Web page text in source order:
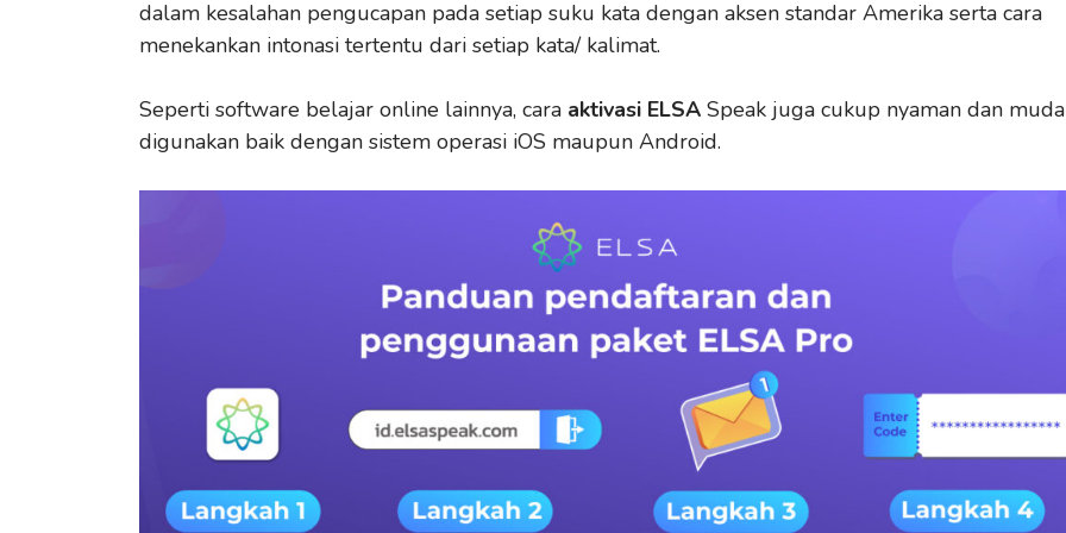
dalam kesalahan pengucapan pada setiap suku kata dengan aksen standar Amerika serta cara
menekankan intonasi tertentu dari setiap kata/ kalimat.
Seperti software belajar online lainnya, cara aktivasi ELSA Speak juga cukup nyaman dan
digunakan baik dengan sistem operasi iOS maupun Android.